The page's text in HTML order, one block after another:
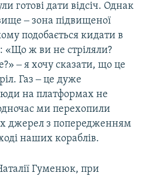
готові дати відсіч. Однак
‒ зона підвищеної
подобається кидати в
ж ви не стріляли?
‒ я хочу сказати, що це
Газ ‒ це дуже
на платформах не
ми перехопили
джерел з попередженням
наших кораблів.
Гуменюк, при